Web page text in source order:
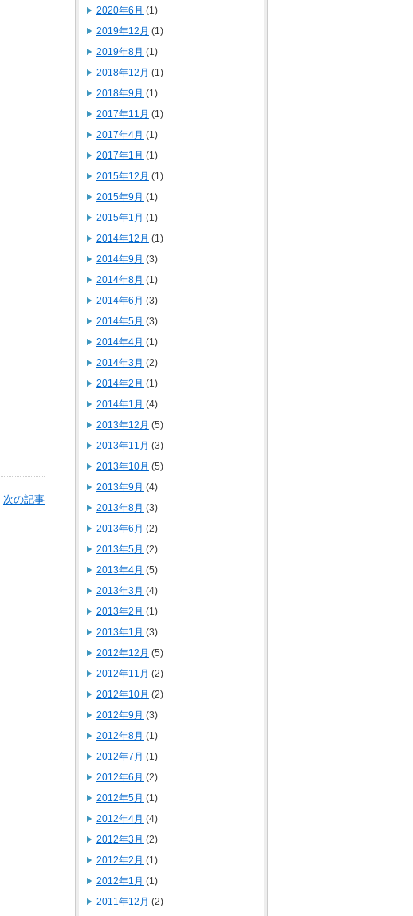
次の記事
2020年6月 (1)
2019年12月 (1)
2019年8月 (1)
2018年12月 (1)
2018年9月 (1)
2017年11月 (1)
2017年4月 (1)
2017年1月 (1)
2015年12月 (1)
2015年9月 (1)
2015年1月 (1)
2014年12月 (1)
2014年9月 (3)
2014年8月 (1)
2014年6月 (3)
2014年5月 (3)
2014年4月 (1)
2014年3月 (2)
2014年2月 (1)
2014年1月 (4)
2013年12月 (5)
2013年11月 (3)
2013年10月 (5)
2013年9月 (4)
2013年8月 (3)
2013年6月 (2)
2013年5月 (2)
2013年4月 (5)
2013年3月 (4)
2013年2月 (1)
2013年1月 (3)
2012年12月 (5)
2012年11月 (2)
2012年10月 (2)
2012年9月 (3)
2012年8月 (1)
2012年7月 (1)
2012年6月 (2)
2012年5月 (1)
2012年4月 (4)
2012年3月 (2)
2012年2月 (1)
2012年1月 (1)
2011年12月 (2)